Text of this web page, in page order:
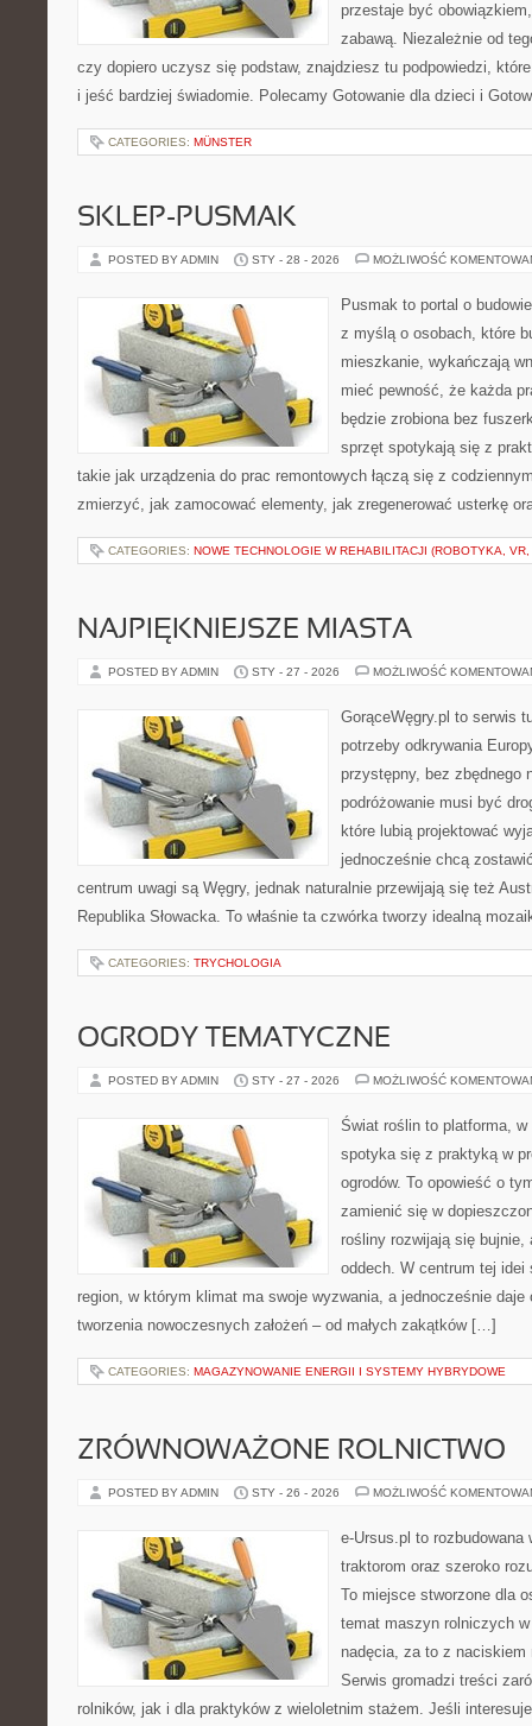
przestaje być
zabawą. Niezależnie od
czy dopiero uczysz się podstaw, znajdziesz tu podpowiedzi,
i jeść bardziej świadomie. Polecamy Gotowanie dla dzieci i
CATEGORIES: MÜNSTER
SKLEP-PUSMAK
POSTED BY ADMIN STY - 28 - 2026 MOŻLIWOŚĆ
Pusmak to portal o
z myślą o osobach, które
mieszkanie, wykańczają
mieć pewność, że każda
będzie zrobiona bez
sprzęt spotykają się z
takie jak urządzenia do prac remontowych łączą się z
zmierzyć, jak zamocować elementy, jak zregenerować usterkę
CATEGORIES: NOWE TECHNOLOGIE W REHABILITACJI (ROBOTYKA,
NAJPIĘKNIEJSZE MIASTA
POSTED BY ADMIN STY - 27 - 2026 MOŻLIWOŚĆ
GorąceWęgry.pl to serwis
potrzeby odkrywania
przystępny, bez zbędnego
podróżowanie musi być
które lubią projektować
jednocześnie chcą
centrum uwagi są Węgry, jednak naturalnie przewijają się też
Republika Słowacka. To właśnie ta czwórka tworzy idealną
CATEGORIES: TRYCHOLOGIA
OGRODY TEMATYCZNE
POSTED BY ADMIN STY - 27 - 2026 MOŻLIWOŚĆ
Świat roślin to platforma, w
spotyka się z praktyką w
ogrodów. To opowieść o
zamienić się w
rośliny rozwijają się bujnie,
oddech. W centrum tej
region, w którym klimat ma swoje wyzwania, a jednocześnie daje
tworzenia nowoczesnych założeń – od małych zakątków […]
CATEGORIES: MAGAZYNOWANIE ENERGII I SYSTEMY HYBRYDOWE
ZRÓWNOWAŻONE ROLNICTWO
POSTED BY ADMIN STY - 26 - 2026 MOŻLIWOŚĆ
e-Ursus.pl to rozbudowana
traktorom oraz szeroko
To miejsce stworzone dla
temat maszyn rolniczych
nadęcia, za to z
Serwis gromadzi treści
rolników, jak i dla praktyków z wieloletnim stażem. Jeśli